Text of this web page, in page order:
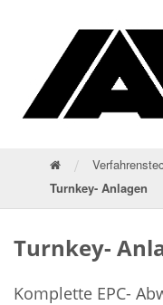
/
Turnkey- Anlagen
Turnkey-
Komplette EPC-